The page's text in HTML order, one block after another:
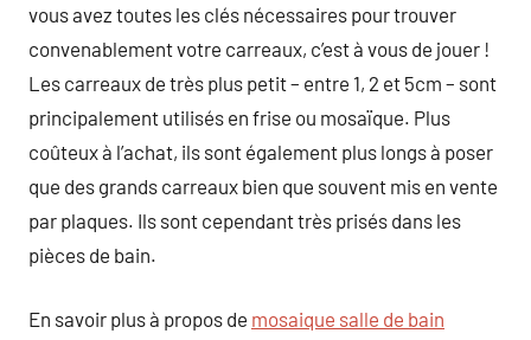
vous avez toutes les clés nécessaires pour trouver
convenablement votre carreaux, c’est à vous de jouer !
Les carreaux de très plus petit – entre 1, 2 et 5cm – sont
principalement utilisés en frise ou mosaïque. Plus
coûteux à l’achat, ils sont également plus longs à poser
que des grands carreaux bien que souvent mis en vente
par plaques. Ils sont cependant très prisés dans les
pièces de bain.
En savoir plus à propos de mosaique salle de bain